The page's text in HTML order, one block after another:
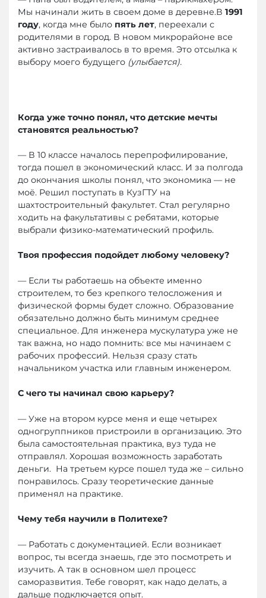
Мы начинали жить в своем доме в деревне.В 1991
году, когда мне было пять лет, переехали с
родителями в город. В новом микрорайоне все
активно застраивалось в то время. Это отсылка к
выбору моего будущего (улыбается).
Когда уже точно понял, что детские мечты
становятся реальностью?
— В 10 классе началось перепрофилирование,
тогда пошел в экономический класс. И за полгода
до окончания школы понял, что экономика — не
моё. Решил поступать в КузГТУ на
шахтостроительный факультет. Стал регулярно
ходить на факультативы с ребятами, которые
выбрали физико-математический профиль.
Твоя профессия подойдет любому человеку?
— Если ты работаешь на объекте именно
строителем, то без крепкого телосложения и
физической формы будет сложно. Образование
обязательно должно быть минимум среднее
специальное. Для инженера мускулатура уже не
так важна, но надо помнить: все мы начинаем с
рабочих профессий. Нельзя сразу стать
начальником участка или главным инженером.
С чего ты начинал свою карьеру?
— Уже на втором курсе меня и еще четырех
одногруппников пристроили в организацию. Это
была самостоятельная практика, вуз туда не
отправлял. Хорошая возможность заработать
деньги. На третьем курсе пошел туда же – сильно
понравилось. Сразу теоретические данные
применял на практике.
Чему тебя научили в Политехе?
— Работать с документацией. Если возникает
вопрос, ты всегда знаешь, где это посмотреть и
изучить. А так в основном шел процесс
саморазвития. Тебе говорят, как надо делать, а
дальше подключается опыт.